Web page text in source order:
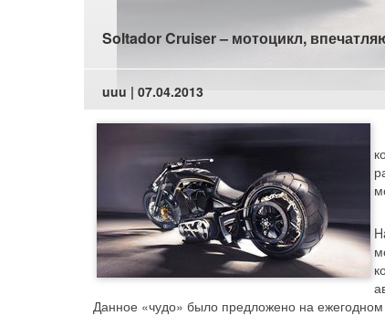
Soltador Cruiser – мотоцикл,
uuu | 07.04.2013
Данное «чудо» было предложено на